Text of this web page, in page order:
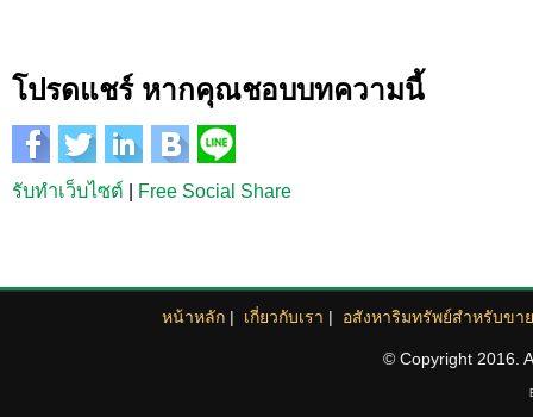
โปรดแชร์ หากคุณชอบบทความนี้
รับทำเว็บไซต์ | Free Social Share
หน้าหลัก| เกี่ยวกับเรา | อสังหาริมทรัพย์สำหรับขาย
© Copyright 2016.